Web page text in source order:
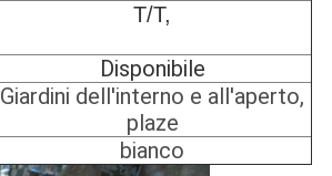
T/T,
Disponibile
Giardini dell'interno e all'aperto,
plaze
bianco